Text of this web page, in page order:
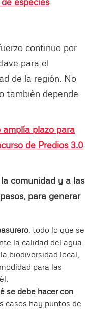
continuo por
para el
de la región. No
también depende
amplía plazo para
de Predios 3.0
comunidad y a las
para generar
, todo lo que se
la calidad del agua
biodiversidad local,
para las
se debe hacer con
casos hay puntos de